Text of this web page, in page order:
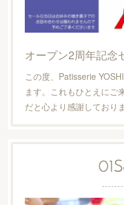
オープン2周年記念
この度、Patisserie
ます。これもひとえにご
だと心より感謝しており
01